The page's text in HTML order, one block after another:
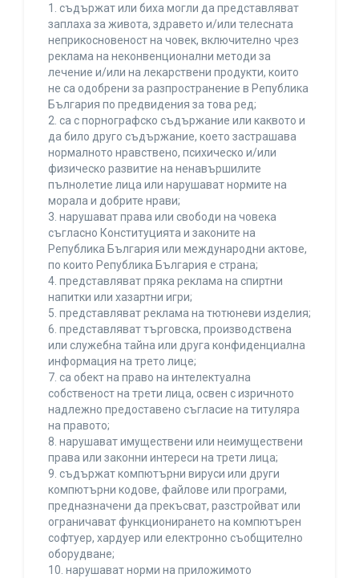
1. съдържат или биха могли да представляват
заплаха за живота, здравето и/или телесната
неприкосновеност на човек, включително чрез
реклама на неконвенционални методи за
лечение и/или на лекарствени продукти, които
не са одобрени за разпространение в Република
България по предвидения за това ред;
2. са с порнографско съдържание или каквото и
да било друго съдържание, което застрашава
нормалното нравствено, психическо и/или
физическо развитие на ненавършилите
пълнолетие лица или нарушават нормите на
морала и добрите нрави;
3. нарушават права или свободи на човека
съгласно Конституцията и законите на
Република България или международни актове,
по които Република България е страна;
4. представляват пряка реклама на спиртни
напитки или хазартни игри;
5. представляват реклама на тютюневи изделия;
6. представляват търговска, производствена
или служебна тайна или друга конфиденциална
информация на трето лице;
7. са обект на право на интелектуална
собственост на трети лица, освен с изричното
надлежно предоставено съгласие на титуляра
на правото;
8. нарушават имуществени или неимуществени
права или законни интереси на трети лица;
9. съдържат компютърни вируси или други
компютърни кодове, файлове или програми,
предназначени да прекъсват, разстройват или
ограничават функционирането на компютърен
софтуер, хардуер или електронно съобщително
оборудване;
10. нарушават норми на приложимото